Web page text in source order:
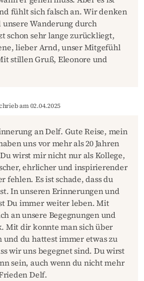
fühlt sich falsch an. Wir denken
unsere Wanderung durch
schon sehr lange zurückliegt,
lieber Arnd, unser Mitgefühl
stillen Gruß, Eleonore und
am 02.04.2025
an Delf. Gute Reise, mein
uns vor mehr als 20 Jahren
wirst mir nicht nur als Kollege,
ehrlicher und inspirierender
fehlen. Es ist schade, dass du
In unseren Erinnerungen und
Du immer weiter leben. Mit
an unsere Begegnungen und
Mit dir konnte man sich über
und du hattest immer etwas zu
wir uns begegnet sind. Du wirst
sein, auch wenn du nicht mehr
Delf.